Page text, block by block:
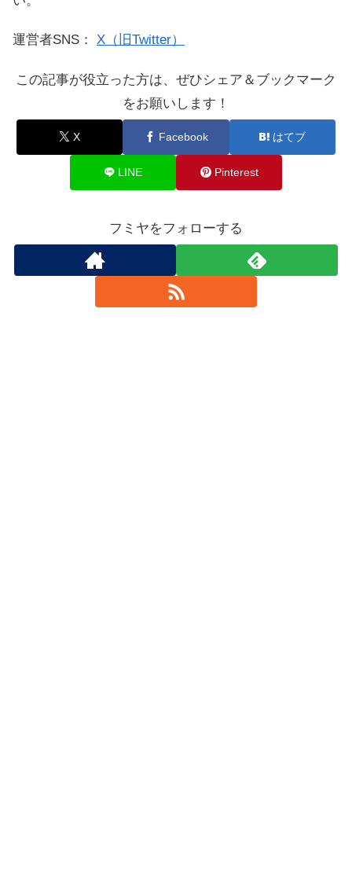
運営者SNS： X（旧Twitter）
この記事が役立った方は、ぜひシェア＆ブックマーク
をお願いします！
X Facebook はてブ
LINE Pinterest
フミヤをフォローする